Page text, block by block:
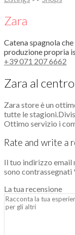
Zara
Catena spagnola
produzione propria
+39 071 207 6662
Zara al
Zara store è un
tutte le
Ottimo servizio i
Rate and write a
Il tuo indirizzo email
sono contrassegnati
La tua recensione